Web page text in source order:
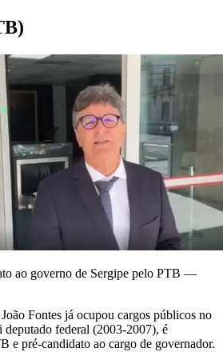
ao governo de Sergipe pelo PTB —
Fontes já ocupou cargos públicos no
federal (2003-2007), é
e pré-candidato ao cargo de governador.